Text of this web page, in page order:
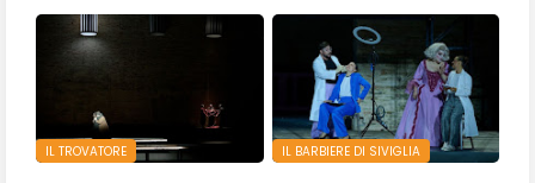
IL TROVATORE IL BARBIERE DI SIVIGLIA